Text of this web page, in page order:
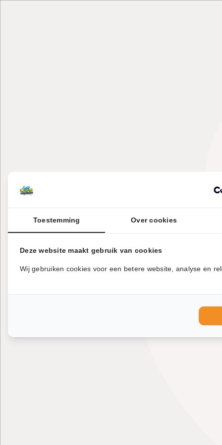
Toestemming Over cookies
Deze website maakt gebruik van cookies
Wij gebruiken cookies voor een betere website, analyse en